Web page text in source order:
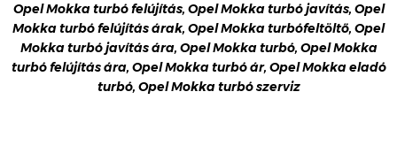
Opel Mokka turbó felújítás, Opel Mokka turbó javítás, Opel
Mokka turbó felújítás árak, Opel Mokka turbófeltöltő, Opel
Mokka turbó javítás ára, Opel Mokka turbó, Opel Mokka
turbó felújítás ára, Opel Mokka turbó ár, Opel Mokka eladó
turbó, Opel Mokka turbó szerviz